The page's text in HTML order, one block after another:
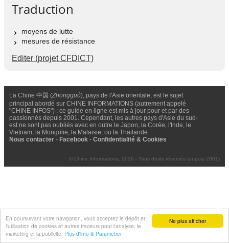
Ne plus afficher
En poursuivant votre navigation, vous acceptez le dépôt et
l'utilisation de cookies et autres traceurs pour l'analyse, le
marketing et la publicité. Plus d'info & Paramétrer
Traduction
moyens de lutte
mesures de résistance
Editer (projet CFDICT)
La Chine 中国 (Zhongguó), pays de l'Asie orientale, est le sujet
principal abordé sur CHINE INFORMATIONS (autrement appelé
"CHINE INFOS") ; ce guide en ligne est mis à jour pour et par des
passionnés depuis 2001. Cependant, les autres pays d'Asie du sud-
est ne sont pas oubliés avec en outre le Japon, la Corée, l'Inde, le
Vietnam, la Mongolie, la Malaisie, ou la Thailande.
Nous contacter - Facebook - Confidentialité & Cookies
© Chine Informations, 2026 - Tous droits réservés (depuis 2001)